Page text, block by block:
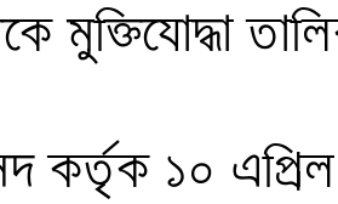
মুক্তিযোদ্ধা
কর্তৃক ১০